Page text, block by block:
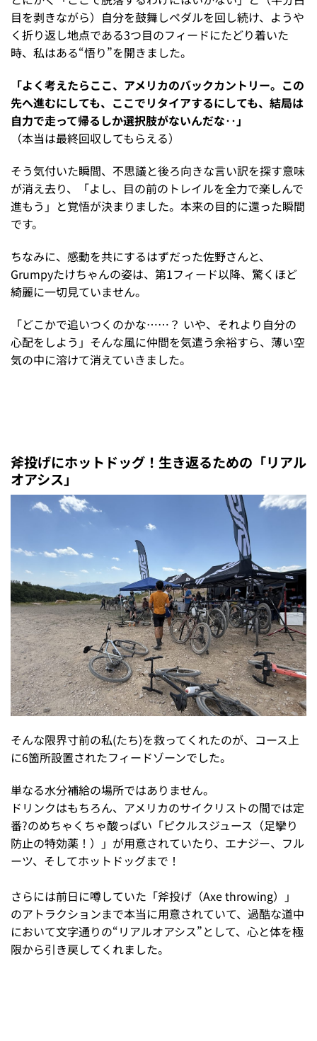
目を剥きながら）自分を鼓舞しペダルを回し続け、ようや
く折り返し地点である3つ目のフィードにたどり着いた
時、私はある“悟り”を開きました。
「よく考えたらここ、アメリカのバックカントリー。この
先へ進むにしても、ここでリタイアするにしても、結局は
自力で走って帰るしか選択肢がないんだな‥」
（本当は最終回収してもらえる）
そう気付いた瞬間、不思議と後ろ向きな言い訳を探す意味
が消え去り、「よし、目の前のトレイルを全力で楽しんで
進もう」と覚悟が決まりました。本来の目的に還った瞬間
です。
ちなみに、感動を共にするはずだった佐野さんと、
Grumpyたけちゃんの姿は、第1フィード以降、驚くほど
綺麗に一切見ていません。
「どこかで追いつくのかな……？ いや、それより自分の
心配をしよう」そんな風に仲間を気遣う余裕すら、薄い空
気の中に溶けて消えていきました。
斧投げにホットドッグ！生き返るための「リアル
オアシス」
そんな限界寸前の私(たち)を救ってくれたのが、コース上
に6箇所設置されたフィードゾーンでした。
単なる水分補給の場所ではありません。
ドリンクはもちろん、アメリカのサイクリストの間では定
番?のめちゃくちゃ酸っぱい「ピクルスジュース（足攣り
防止の特効薬！）」が用意されていたり、エナジー、フル
ーツ、そしてホットドッグまで！
さらには前日に噂していた「斧投げ（Axe throwing）」
のアトラクションまで本当に用意されていて、過酷な道中
において文字通りの“リアルオアシス”として、心と体を極
限から引き戻してくれました。